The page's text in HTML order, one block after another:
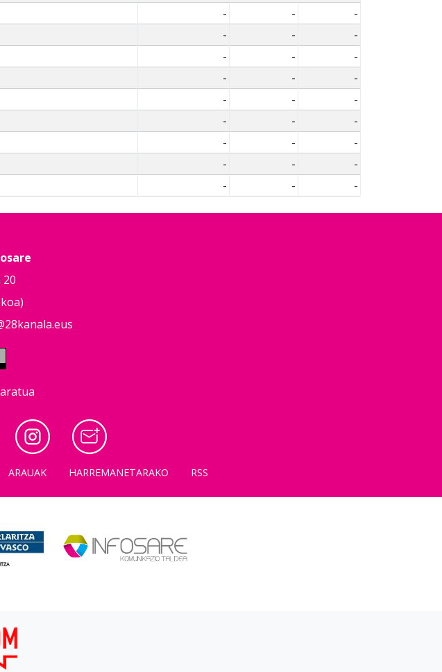
- -
-
- -
-
- -
-
- -
-
- -
-
- -
-
- -
-
- -
-
- - -
20
ARAUAK HARREMANETARAKO RSS